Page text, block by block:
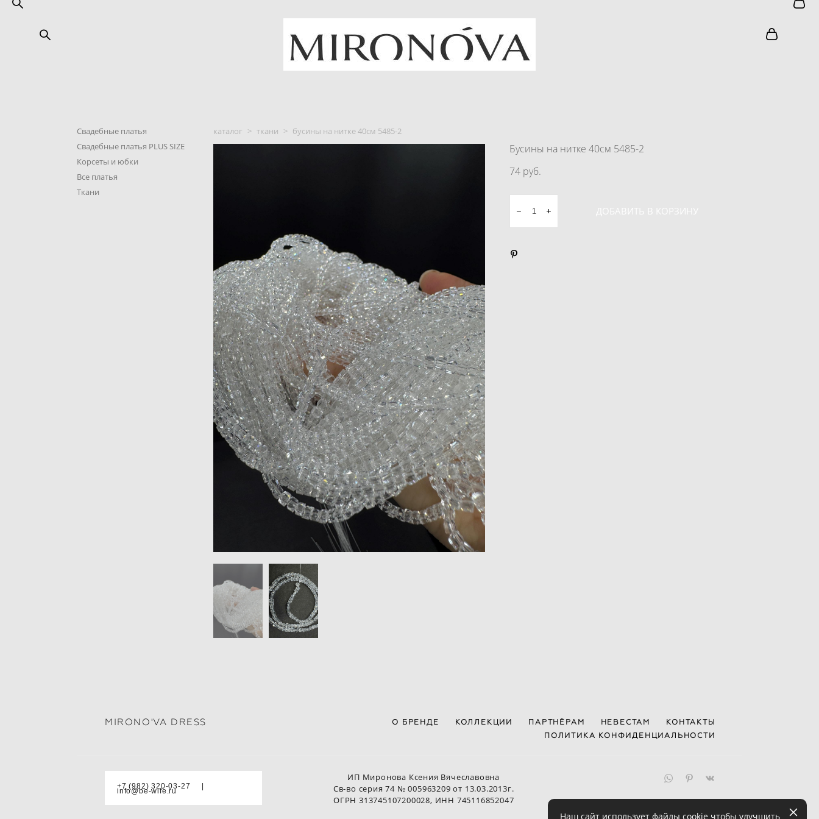
Свадебные платья
Свадебные платья PLUS SIZE
Корсеты и юбки
Все платья
Ткани
каталог > ткани > бусины на нитке 40см 5485-2
Бусины на нитке 40см 5485-2
74 pуб.
ДОБАВИТЬ В КОРЗИНУ
MIRONO'VA DRESS О БРЕНДЕ КОЛЛЕКЦИИ ПАРТНЁРАМ НЕВЕСТАМ
КОНТАКТЫ
ПОЛИТИКА КОНФИДЕНЦИАЛЬНОСТИ
+7 (982) 320-03-27 |
info@be-wife.ru
ИП Миронова Ксения Вячеславовна
Св-во серия 74 № 005963209 от 13.03.2013г.
ОГРН 313745107200028, ИНН 745116852047
Наш сайт использует файлы cookie чтобы улучшить